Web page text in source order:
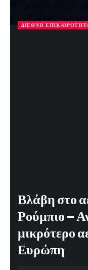
ΔΙΕΘΝΉ
Βλάβη στο
Ρούμπιο –
μικρότερο
Ευρώπη